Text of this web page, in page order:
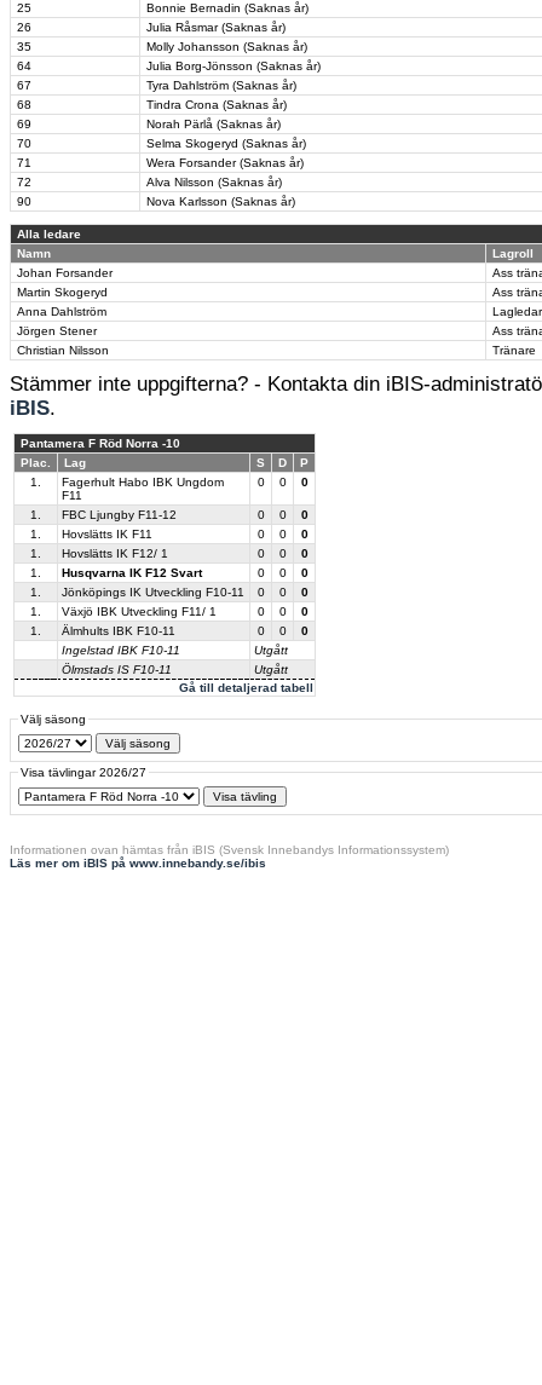
25
Bonnie Bernadin (Saknas år)
26
Julia Råsmar (Saknas år)
35
Molly Johansson (Saknas år)
64
Julia Borg-Jönsson (Saknas år)
67
Tyra Dahlström (Saknas år)
68
Tindra Crona (Saknas år)
69
Norah Pärlå (Saknas år)
70
Selma Skogeryd (Saknas år)
71
Wera Forsander (Saknas år)
72
Alva Nilsson (Saknas år)
90
Nova Karlsson (Saknas år)
Alla ledare
Namn
Lagroll
Johan Forsander
Ass
Martin Skogeryd
Ass
Anna Dahlström
Jörgen Stener
Ass
Christian Nilsson
Tränare
Stämmer inte uppgifterna? - Kontakta din iBIS-
iBIS.
Pantamera F Röd Norra -10
Plac.
Lag S D P
Gå till detaljerad tabell
1.
Fagerhult Habo IBK Ungdom
F11
0 0 0
1. FBC Ljungby F11-12 0 0
0
1.
Hovslätts IK F11 0 0
0
1.
Hovslätts IK F12/ 1 0 0
0
1.
Husqvarna IK F12 Svart 0 0
0
1.
Jönköpings IK Utveckling F10-11 0 0
0
1.
Växjö IBK Utveckling F11/ 1 0 0
0
1.
Älmhults IBK F10-11 0 0
0
Ingelstad IBK F10-11
Utgått
Ölmstads IS F10-11
Utgått
Välj säsong
Visa tävlingar 2026/27
Informationen ovan hämtas från iBIS (Svensk Innebandys Informationssystem)
Läs mer om iBIS på www.innebandy.se/ibis